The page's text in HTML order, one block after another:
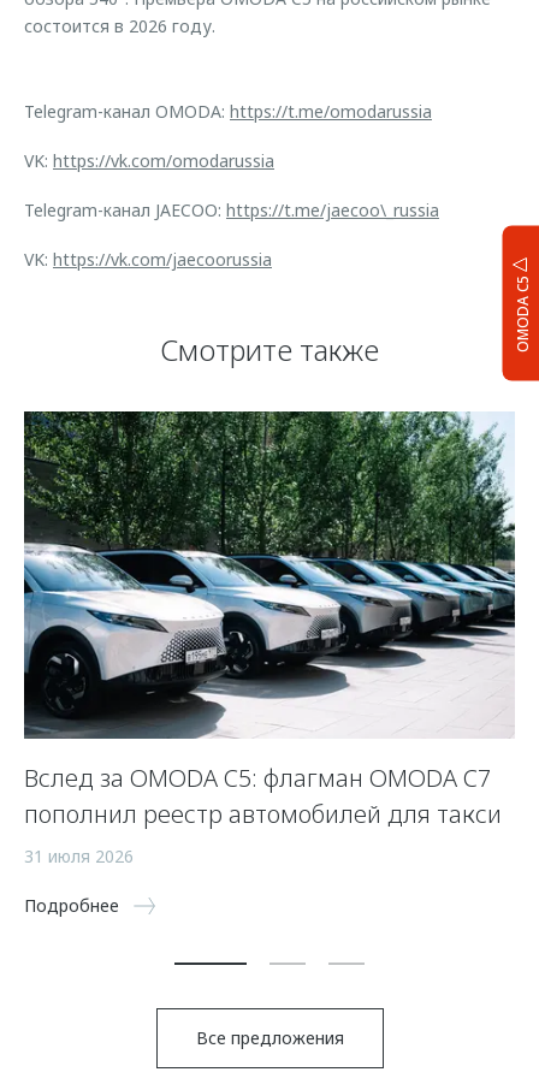
OMODA C5
состоится в 2026 году.
Telegram-канал OMODA: https://t.me/omodarussia
VK: https://vk.com/omodarussia
Telegram-канал JAECOO: https://t.me/jaecoo\_russia
VK: https://vk.com/jaecoorussia
Смотрите также
Вслед за OMODA C5: флагман OMODA C7
пополнил реестр автомобилей для такси
31 июля 2026
Подробнее
Все предложения